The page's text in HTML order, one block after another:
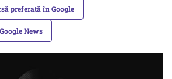
preferată în Google
News